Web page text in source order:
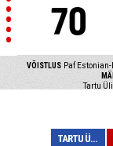
70
VÕISTLUS Paf
Tartu
TARTU ÜLIKOOL M...